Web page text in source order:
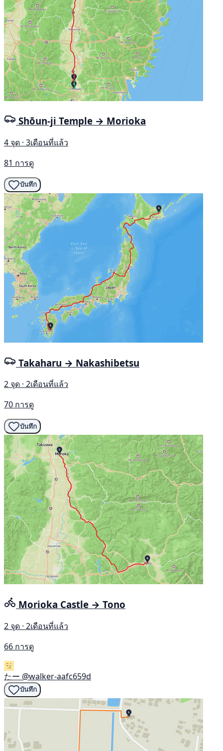
Shōun-ji Temple → Morioka
4 จุด · 3เดือนที่แล้ว
81 การดู
บันทึก
Takaharu → Nakashibetsu
2 จุด · 2เดือนที่แล้ว
70 การดู
บันทึก
Morioka Castle → Tono
2 จุด · 2เดือนที่แล้ว
66 การดู
たー @walker-aafc659d
บันทึก